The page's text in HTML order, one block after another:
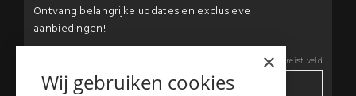
Ontvang belangrijke updates en exclusieve
aanbiedingen!
*Vereist veld
×
Wij gebruiken cookies